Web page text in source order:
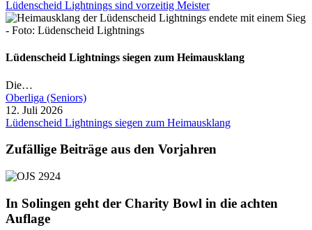
Lüdenscheid Lightnings sind vorzeitig Meister
Lüdenscheid Lightnings siegen zum Heimausklang
Die…
Oberliga (Seniors)
12. Juli 2026
Lüdenscheid Lightnings siegen zum Heimausklang
Zufällige Beiträge aus den Vorjahren
In Solingen geht der Charity Bowl in die achten
Auflage